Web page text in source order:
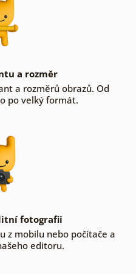
a rozměr
a rozměrů obrazů. Od
po velký formát.
fotografii
z mobilu nebo počítače a
editoru.